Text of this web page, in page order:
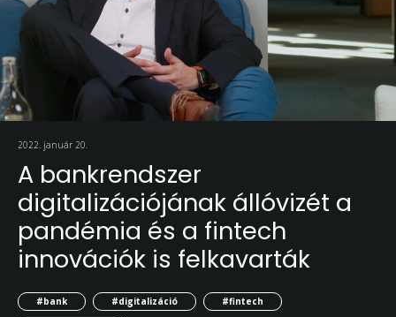
2022. január 20.
A bankrendszer
digitalizációjának állóvizét a
pandémia és a fintech
innovációk is felkavarták
#bank #digitalizáció
#fintech